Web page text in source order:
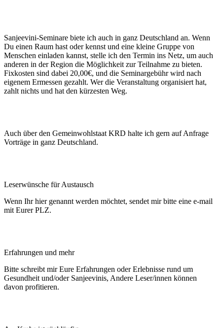
Sanjeevini-Seminare biete ich auch in ganz Deutschland an. Wenn
Du einen Raum hast oder kennst und eine kleine Gruppe von
Menschen einladen kannst, stelle ich den Termin ins Netz, um auch
anderen in der Region die Möglichkeit zur Teilnahme zu bieten.
Fixkosten sind dabei 20,00€, und die Seminargebühr wird nach
eigenem Ermessen gezahlt. Wer die Veranstaltung organisiert hat,
zahlt nichts und hat den kürzesten Weg.
Auch über den Gemeinwohlstaat KRD halte ich gern auf Anfrage
Vorträge in ganz Deutschland.
Leserwünsche für Austausch
Wenn Ihr hier genannt werden möchtet, sendet mir bitte eine e-mail
mit Eurer PLZ.
Erfahrungen und mehr
Bitte schreibt mir Eure Erfahrungen oder Erlebnisse rund um
Gesundheit und/oder Sanjeevinis, Andere Leser/innen können
davon profitieren.